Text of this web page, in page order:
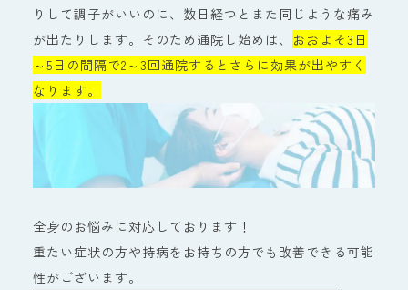
りして調子がいいのに、数日経つとまた同じような痛み
が出たりします。そのため通院し始めは、
おおよそ3日
～5日の間隔で2～3回通院するとさらに効果が出やすく
なります。
全身のお悩みに対応しております！
重たい症状の方や持病をお持ちの方でも改善できる可能
性がございます。